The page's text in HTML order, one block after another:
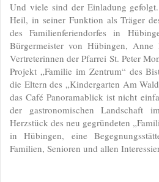
Und viele sind der Einladung
Heil, in seiner Funktion als Träger
des Familienferiendorfes in
Bürgermeister von Hübingen,
Vertreterinnen der Pfarrei St. Peter
Projekt „Familie im Zentrum“ des
die Eltern des „Kindergarten Am
das Café Panoramablick ist nicht
der gastronomischen Landschaft
Herzstück des neu gegründeten
in Hübingen, eine
Familien, Senioren und allen